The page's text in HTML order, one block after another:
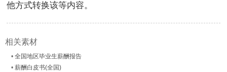
他方式转换该等内容。
相关素材
•全国地区毕业生薪酬报告
•薪酬白皮书(全国)